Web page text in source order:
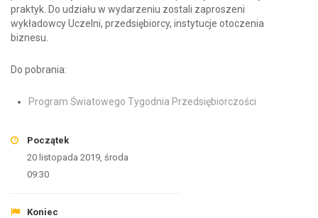
praktyk. Do udziału w wydarzeniu zostali zaproszeni
wykładowcy Uczelni, przedsiębiorcy, instytucje otoczenia
biznesu.
Do pobrania:
Program Światowego Tygodnia Przedsiębiorczości
Początek
20 listopada 2019, środa
09:30
Koniec